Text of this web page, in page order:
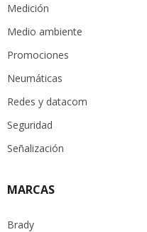
Medición
Medio ambiente
Promociones
Neumáticas
Redes y datacom
Seguridad
Señalización
MARCAS
Brady